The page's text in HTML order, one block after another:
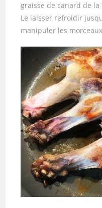
graisse de canard de la
Le laisser refroidir
manipuler les